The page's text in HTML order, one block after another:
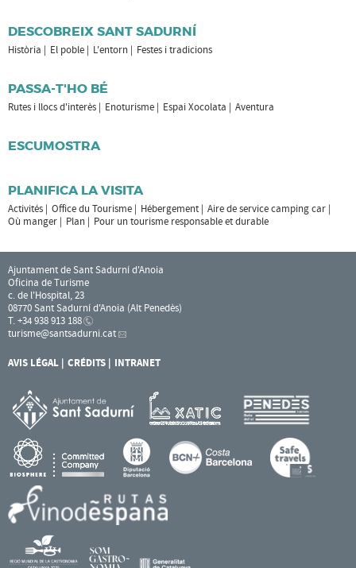
DESCOBREIX SANT SADURNÍ
Història El poble L'entorn Festes i tradicions
PASSA-T'HO BÉ
Rutes i llocs d'interès Enoturisme Espai Xocolata Aventura
ESCUMOSTRA
PLANIFICA LA VISITA
Activités Office du Tourisme Hébergement
Aire de service camping car
Où manger
Plan Pour un tourisme responsable et durable
Ajuntament de Sant Sadurní d'Anoia
Oficina de Turisme
c. de l'Hospital, 23
08770 Sant Sadurní d'Anoia (Alt Penedès)
T. +34 938 913 188
turisme@santsadurni.cat
AVIS LÉGAL CRÉDITS INTRANET